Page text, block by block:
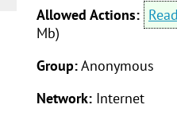
Allowed Actions:
Mb)
Group:Anonymous
Network: Internet